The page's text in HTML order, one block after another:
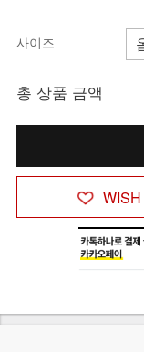
사이즈
총 상품 금액
WISH